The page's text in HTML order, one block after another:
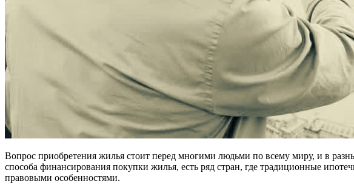
Вопрос приобретения жилья стоит перед многими людьми по всему миру, и в
способа финансирования покупки жилья, есть ряд стран, где традиционные
правовыми особенностями.